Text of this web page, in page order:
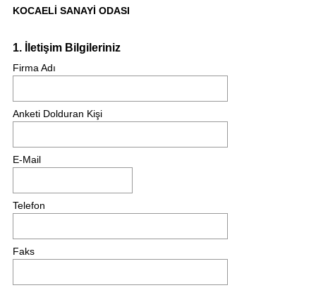
KOCAELİ SANAYİ ODASI
Question
Title
1. İletişim Bilgileriniz
Firma Adı
Anketi Dolduran Kişi
E-Mail
Telefon
Faks